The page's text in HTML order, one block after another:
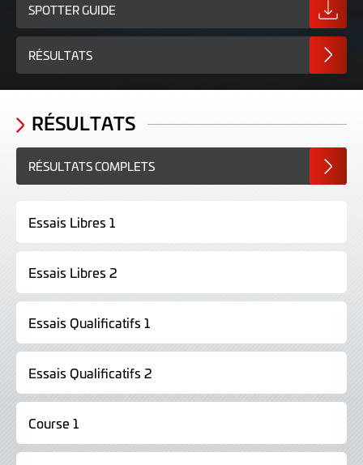
SPOTTER GUIDE
RÉSULTATS
RÉSULTATS
RÉSULTATS COMPLETS
Essais Libres 1
Essais Libres 2
Essais Qualificatifs 1
Essais Qualificatifs 2
Course 1